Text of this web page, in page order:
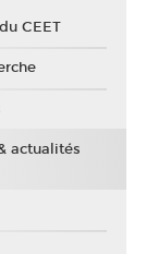
CEET
actualités